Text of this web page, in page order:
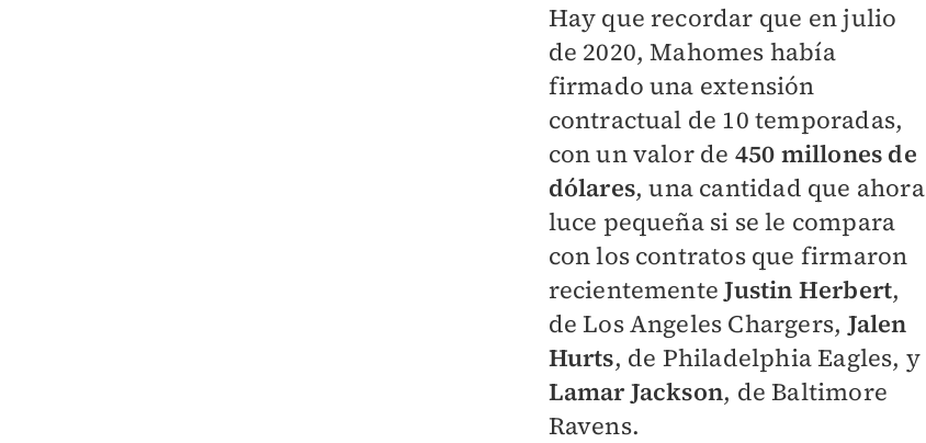
Hay que recordar que en julio
de 2020, Mahomes había
firmado una extensión
contractual de 10 temporadas,
con un valor de 450 millones de
dólares, una cantidad que ahora
luce pequeña si se le compara
con los contratos que firmaron
recientementeJustin Herbert,
de Los Angeles Chargers, Jalen
Hurts, de Philadelphia Eagles, y
Lamar Jackson, de Baltimore
Ravens.